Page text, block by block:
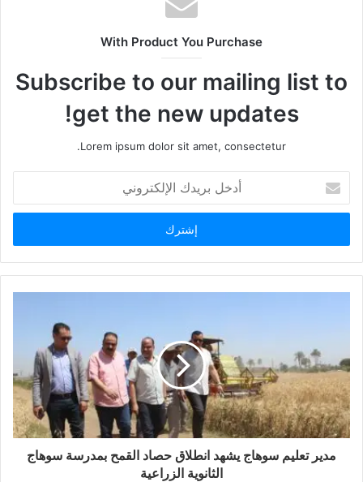
With Product You Purchase
Subscribe to our mailing list to
get the new updates!
Lorem ipsum dolor sit amet, consectetur.
بريدك
الإلكتروني
مدير تعليم سوهاج يشهد انطلاق حصاد القمح بمدرسة سوهاج
الثانوية الزراعية